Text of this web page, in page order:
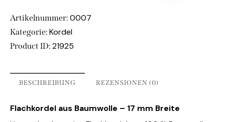
Artikelnummer: 0007
Kategorie: Kordel
Product ID: 21925
BESCHREIBUNG REZENSIONEN (0)
Flachkordel aus Baumwolle – 17 mm Breite